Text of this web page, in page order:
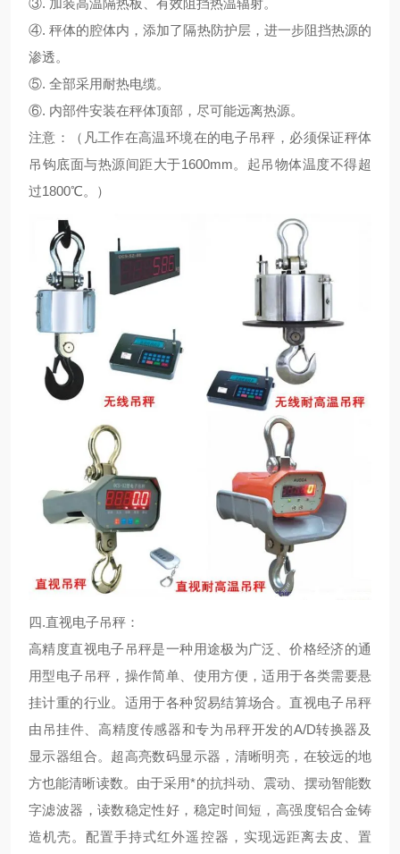
④. 秤体的腔体内，添加了隔热防护层，进一步阻挡热源的
渗透。
⑤. 全部采用耐热电缆。
⑥. 内部件安装在秤体顶部，尽可能远离热源。
注意：（凡工作在高温环境在的电子吊秤，必须保证秤体
吊钩底面与热源间距大于1600mm。起吊物体温度不得超
过1800℃。）
四.直视电子吊秤：
高精度直视电子吊秤是一种用途极为广泛、价格经济的通
用型电子吊秤，操作简单、使用方便，适用于各类需要悬
挂计重的行业。适用于各种贸易结算场合。直视电子吊秤
由吊挂件、高精度传感器和专为吊秤开发的A/D转换器及
显示器组合。超高亮数码显示器，清晰明亮，在较远的地
方也能清晰读数。由于采用*的抗抖动、震动、摆动智能数
字滤波器，读数稳定性好，稳定时间短，高强度铝合金铸
造机壳。配置手持式红外遥控器，实现远距离去皮、置